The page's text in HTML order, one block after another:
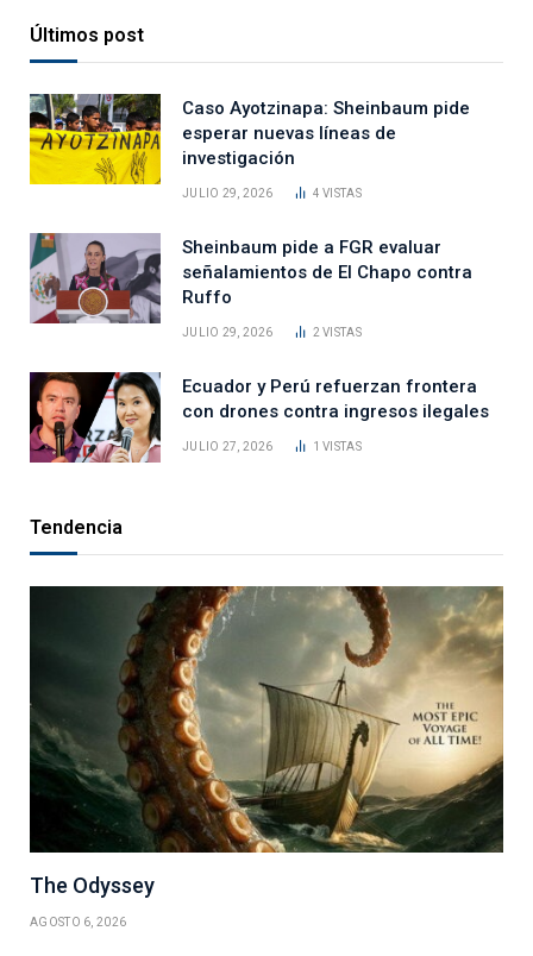
Últimos post
Caso Ayotzinapa: Sheinbaum pide
esperar nuevas líneas de
investigación
JULIO 29, 2026 4VISTAS
Sheinbaum pide a FGR evaluar
señalamientos de El Chapo contra
Ruffo
JULIO 29, 2026 2VISTAS
Ecuador y Perú refuerzan frontera
con drones contra ingresos ilegales
JULIO 27, 2026 1VISTAS
Tendencia
The Odyssey
AGOSTO 6, 2026